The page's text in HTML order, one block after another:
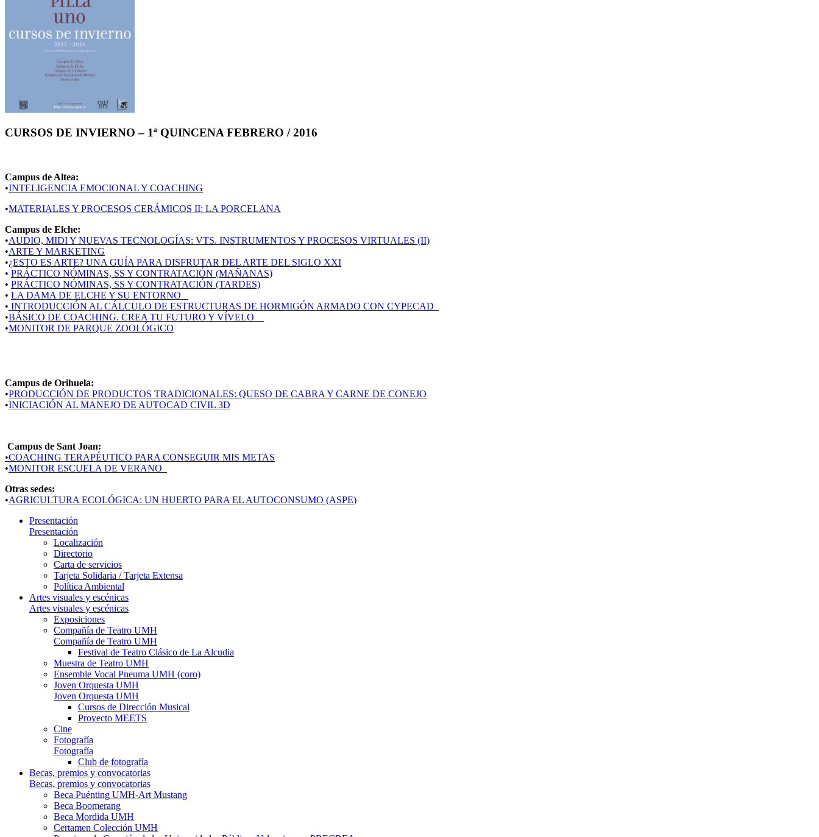
CURSOS DE INVIERNO – 1ª QUINCENA FEBRERO / 2016
Campus de Altea:
•INTELIGENCIA EMOCIONAL Y COACHING
•MATERIALES Y PROCESOS CERÁMICOS II: LA PORCELANA
Campus de Elche:
•AUDIO, MIDI Y NUEVAS TECNOLOGÍAS: VTS. INSTRUMENTOS Y PROCESOS VIRTUALES (II)
•ARTE Y MARKETING
•¿ESTO ES ARTE? UNA GUÍA PARA DISFRUTAR DEL ARTE DEL SIGLO XXI
• PRÁCTICO NÓMINAS, SS Y CONTRATACIÓN (MAÑANAS)
• PRÁCTICO NÓMINAS, SS Y CONTRATACIÓN (TARDES)
• LA DAMA DE ELCHE Y SU ENTORNO
• INTRODUCCIÓN AL CÁLCULO DE ESTRUCTURAS DE HORMIGÓN ARMADO CON CYPECAD
•BÁSICO DE COACHING. CREA TU FUTURO Y VÍVELO
•MONITOR DE PARQUE ZOOLÓGICO
Campus de Orihuela:
•PRODUCCIÓN DE PRODUCTOS TRADICIONALES: QUESO DE CABRA Y CARNE DE CONEJO
•INICIACIÓN AL MANEJO DE AUTOCAD CIVIL 3D
Campus de Sant Joan:
•COACHING TERAPÉUTICO PARA CONSEGUIR MIS METAS
•MONITOR ESCUELA DE VERANO
Otras sedes:
•AGRICULTURA ECOLÓGICA: UN HUERTO PARA EL AUTOCONSUMO (ASPE)
Presentación
Presentación
Localización
Directorio
Carta de servicios
Tarjeta Solidaria / Tarjeta Extensa
Política Ambiental
Artes visuales y escénicas
Artes visuales y escénicas
Exposiciones
Compañía de Teatro UMH
Compañía de Teatro UMH
Festival de Teatro Clásico de La Alcudia
Muestra de Teatro UMH
Ensemble Vocal Pneuma UMH (coro)
Joven Orquesta UMH
Joven Orquesta UMH
Cursos de Dirección Musical
Proyecto MEETS
Cine
Fotografía
Fotografía
Club de fotografía
Becas, premios y convocatorias
Becas, premios y convocatorias
Beca Puénting UMH-Art Mustang
Beca Boomerang
Beca Mordida UMH
Certamen Colección UMH